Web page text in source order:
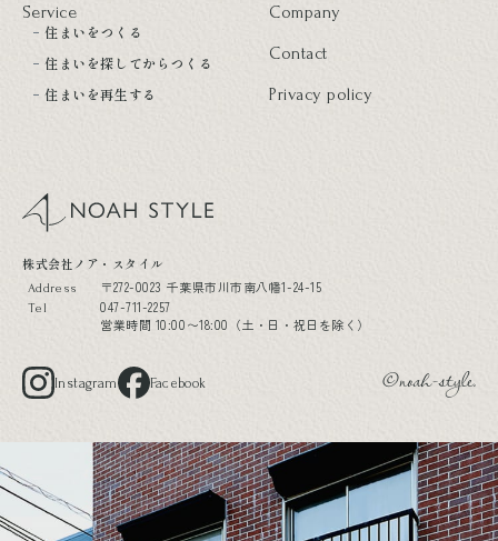
Service
住まいをつくる
住まいを探してからつくる
住まいを再生する
Company
Contact
Privacy policy
noah style
株式会社ノア・スタイル
Address 〒272-0023 千葉県市川市南八幡1-24-15
Tel
047-711-2257
営業時間 10:00〜18:00（土・日・祝日を除く）
Instagram Facebook